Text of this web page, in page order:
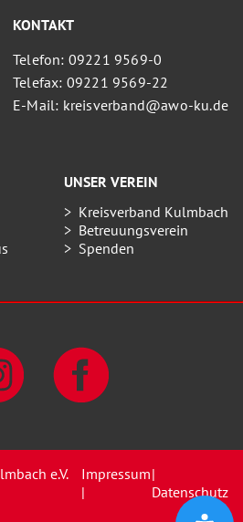
KONTAKT
Telefon: 09221 9569-0
Telefax: 09221 9569-22
E-Mail: kreisverband@awo-ku.de
UNSER VEREIN
Kreisverband Kulmbach
Betreuungsverein
Spenden
e.V.
Impressum
|
|
Datenschutz